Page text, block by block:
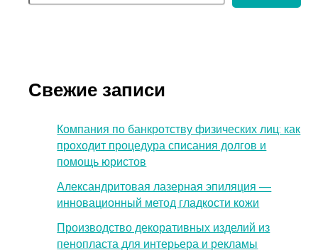
Свежие записи
Компания по банкротству физических лиц: как
проходит процедура списания долгов и
помощь юристов
Александритовая лазерная эпиляция —
инновационный метод гладкости кожи
Производство декоративных изделий из
пенопласта для интерьера и рекламы